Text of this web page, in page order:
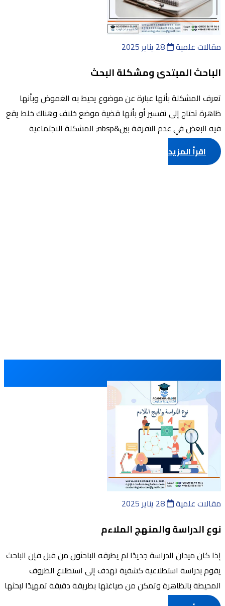
مقالات علمية
الباحث المبتدئ ومشكلة البحث
تعرف المشكلة بأنها عبارة عن موضوع يحيط به الغموض وبأنها
ظاهرة تحتاج إلى تفسير أو بأنها قضية موضع خلاف وهناك خلط يقع
فيه البعض في عدم التفرقة بين&nbsp; المشكلة الاجتماعية
والمشكلة البحثية حيث إن مشك ...
اقرأ المزيد
مقالات علمية
نوع الدراسة والمنهج الملاءم
إذا كان ميدان الدراسة جديدًا لم يطرقه الباحثون من قبل فإن الباحث
يقوم بدراسة استطلاعية كشفية تهدف إلى استطلاع الظروف
المحيطة بالظاهرة وتمكن من صياغتها بطريقة دقيقة تمهيدًا لبحثها
في مرحلة تالية وكذ ...